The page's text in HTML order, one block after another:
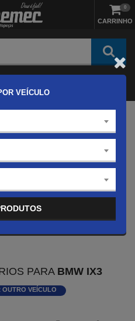
CARRINHO
0
VEÍCULO
PARA BMW IX3
OUTRO VEÍCULO